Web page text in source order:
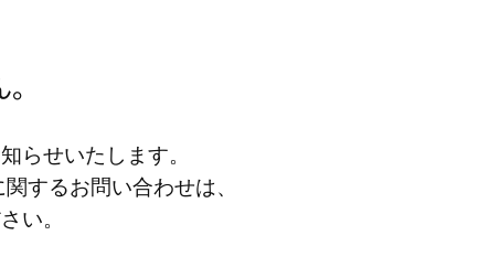
らせいたします。
するお問い合わせは、
い。